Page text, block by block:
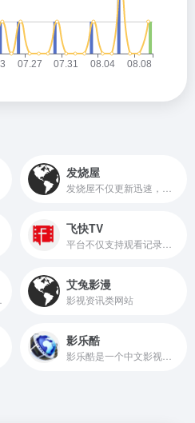
发烧屋
飞快TV
艾兔影漫
影视资讯类网站
影乐酷